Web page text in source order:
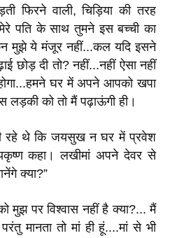
फिरने वाली, चिड़िया की तरह
पति के साथ तुमने इस बच्ची का
मुझे ये मंजूर नहीं...कल यदि इसने
छोड़ दी तो? नहीं...नहीं ऐसा नहीं
घर में अपने आपको खपा
लड़की को तो मैं पढ़ाऊंगी ही।
रहे थे कि जयसुख न घर में प्रवेश
कहा। लखीमां अपने देवर से
क्या?”
मुझ पर विश्वास नहीं है क्या?... मैं
मानता तो मां ही हूं....मां से भी